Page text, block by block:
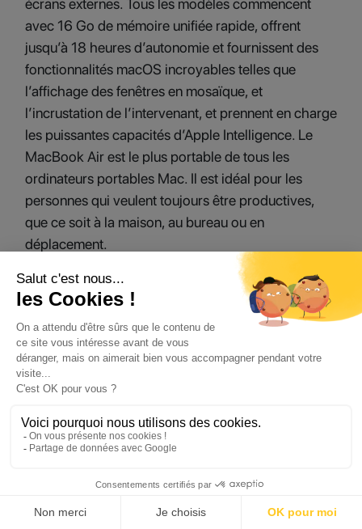
écrans externes. Tous les modèles commencent
avec 16 Go de mémoire unifiée rapide, offrent
jusqu’à 18 heures d’autonomie et fournissent des
fonctionnalités macOS incroyables telles que
l’affichage des fenêtres en mosaïque, et
l’incrustation de l’intervenant, et prennent en charge
les puissantes capacités d’Apple Intelligence. Le
MacBook Air est le plus portable de tous les
ordinateurs portables Mac. Il est idéal pour les
personnes qui veulent toujours être productives,
que ce soit à la maison, au bureau ou en
déplacement.